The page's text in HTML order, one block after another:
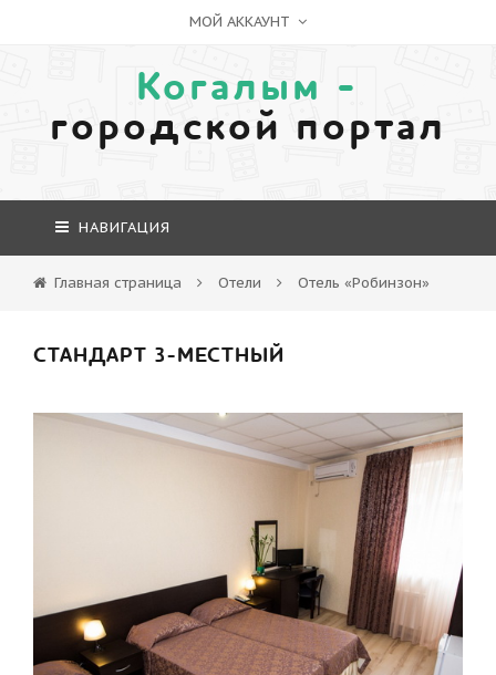
МОЙ АККАУНТ
Когалым -
городской портал
НАВИГАЦИЯ
Главная страница Отели Отель «Робинзон»
СТАНДАРТ 3-МЕСТНЫЙ